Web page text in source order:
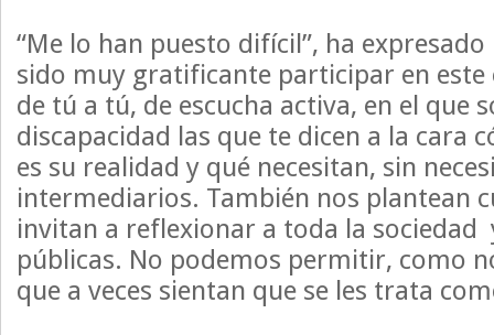
“Me lo han puesto difícil”, ha
sido muy gratificante participar en este
de tú a tú, de escucha activa, en el que
discapacidad las que te dicen a la cara
es su realidad y qué necesitan, sin
intermediarios. También nos plantean
invitan a reflexionar a toda la sociedad
públicas. No podemos permitir, como
que a veces sientan que se les trata